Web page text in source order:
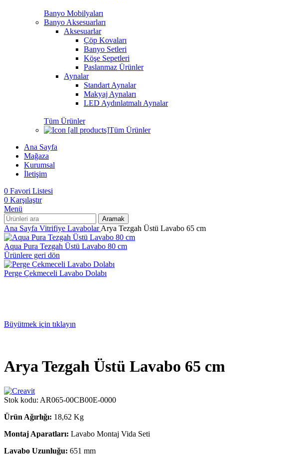
Banyo Mobilyaları
Banyo Aksesuarları
Aksesuarlar
Çöp Kovaları
Banyo Setleri
Köşe Sepetleri
Paslanmaz Ürünler
Aynalar
Standart Aynalar
Makyaj Aynaları
LED Aydınlatmalı Aynalar
Tüm Ürünler
Tüm Ürünler
Ana Sayfa
Mağaza
Kurumsal
İletişim
0 Favori Listesi
0 Karşılaştır
Menü
Aramak
Ana Sayfa Vitrifiye LavabolarArya Tezgah Üstü Lavabo 65 cm
Aqua Pura Tezgah Üstü Lavabo 80 cm
Ürünlere geri dön
Perge Çekmeceli Lavabo Dolabı
Büyütmek için tıklayın
Arya Tezgah Üstü Lavabo 65 cm
Stok kodu: AR065-00CB00E-0000
Ürün Ağırlığı: 18,62 Kg
Montaj Aparatları: Lavabo Montaj Vida Seti
Lavabo Uzunluğu: 651 mm